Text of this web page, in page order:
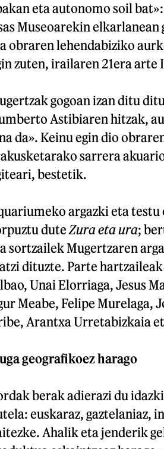
eta autonomo soil
Museoarekin
obraren lehendabiziko
zuten, irailaren 21era arte
gogoan izan ditu
Astibiaren hitzak,
da». Keinu egin dio
sarrera
bestetik.
argazki eta
duteZura eta ura;
sortzailek Mugertzaren
dituzte. Parte
Unai Elorriaga, Jesus
Meabe, Felipe Murelaga,
Arantxa Urretabizkaia
geografikoez harago
berak adierazi du
euskaraz, gaztelaniaz,
Ahalik eta jenderik